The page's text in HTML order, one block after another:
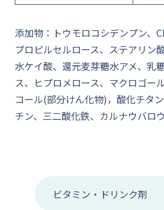
添加物：トウモロコシデンプン、
プロピルセルロース、ステアリン
水ケイ酸、還元麦芽糖水アメ、乳
ス、ヒプロメロース、マクロゴー
コール(部分けん化物)，酸化チタ
チン、三二酸化鉄、カルナウバロウ
ビタミン・ドリンク剤